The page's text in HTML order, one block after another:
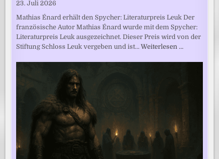
23. Juli 2026
Mathias Énard erhält den Spycher: Literaturpreis Leuk Der
französische Autor Mathias Énard wurde mit dem Spycher:
Literaturpreis Leuk ausgezeichnet. Dieser Preis wird von der
Stiftung Schloss Leuk vergeben und ist…Weiterlesen …